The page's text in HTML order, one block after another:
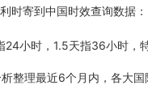
时寄到中国时效查询数据：
24小时，1.5天指36小时，
整理最近6个月内，各大国